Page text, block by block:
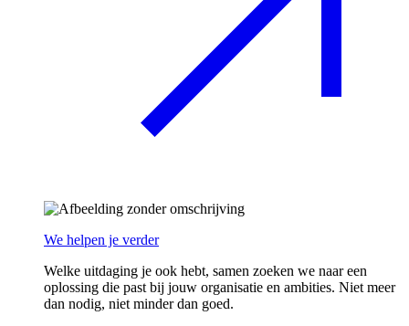
We helpen je verder
Welke uitdaging je ook hebt, samen zoeken we naar een
oplossing die past bij jouw organisatie en ambities. Niet meer
dan nodig, niet minder dan goed.